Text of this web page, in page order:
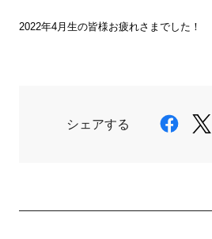
2022年4月生の皆様お疲れさまでした！
シェアする